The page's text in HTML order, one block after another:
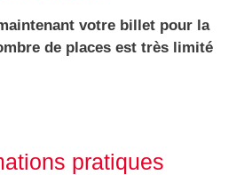
votre billet pour la
de places est très limité
pratiques